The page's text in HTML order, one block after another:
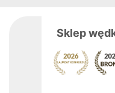
Sklep